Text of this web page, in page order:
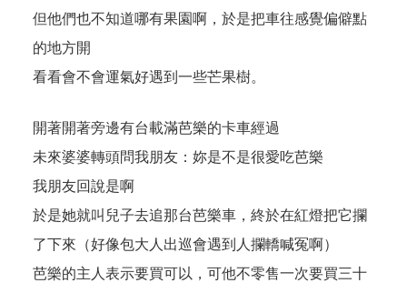
但他們也不知道哪有果園啊，於是把車往感覺偏僻點
的地方開
看看會不會運氣好遇到一些芒果樹。
開著開著旁邊有台載滿芭樂的卡車經過
未來婆婆轉頭問我朋友：妳是不是很愛吃芭樂
我朋友回說是啊
於是她就叫兒子去追那台芭樂車，終於在紅燈把它攔
了下來（好像包大人出巡會遇到人攔轎喊冤啊）
芭樂的主人表示要買可以，可他不零售一次要買三十